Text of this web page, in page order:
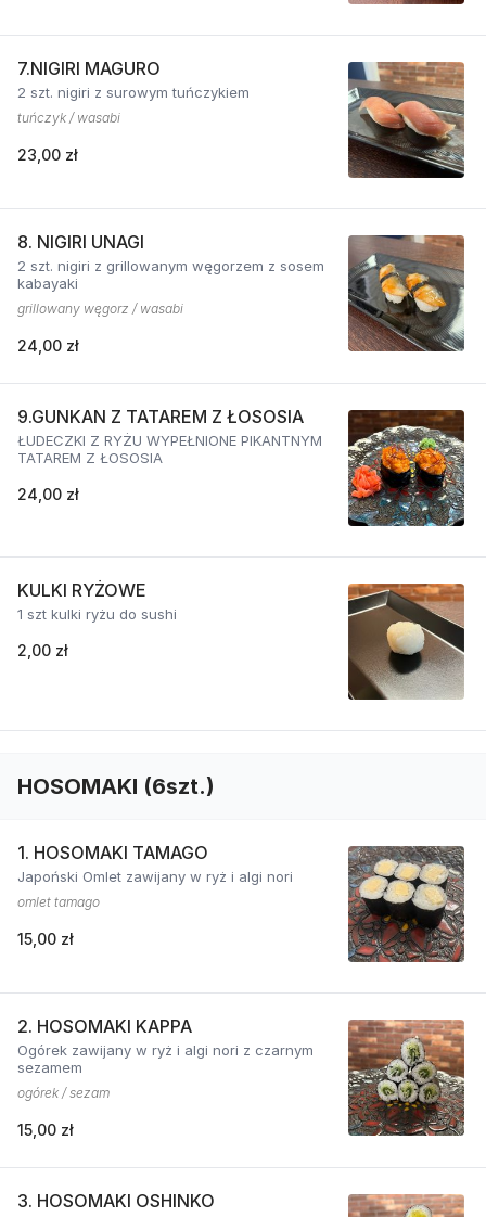
7.NIGIRI MAGURO
2 szt. nigiri z surowym tuńczykiem
tuńczyk / wasabi
23,00 zł
8. NIGIRI UNAGI
2 szt. nigiri z grillowanym węgorzem z sosem
kabayaki
grillowany węgorz / wasabi
24,00 zł
9.GUNKAN Z TATAREM Z ŁOSOSIA
ŁUDECZKI Z RYŻU WYPEŁNIONE PIKANTNYM
TATAREM Z ŁOSOSIA
24,00 zł
KULKI RYŻOWE
1 szt kulki ryżu do sushi
2,00 zł
HOSOMAKI (6szt.)
1. HOSOMAKI TAMAGO
Japoński Omlet zawijany w ryż i algi nori
omlet tamago
15,00 zł
2. HOSOMAKI KAPPA
Ogórek zawijany w ryż i algi nori z czarnym
sezamem
ogórek / sezam
15,00 zł
3. HOSOMAKI OSHINKO